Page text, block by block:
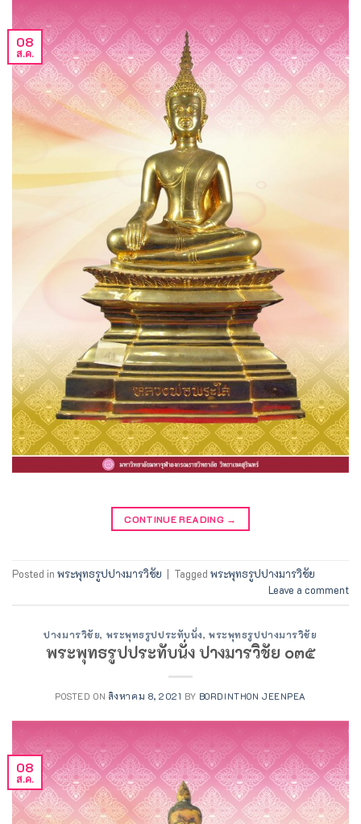
08
ส.ค.
CONTINUE READING →
Posted in พระพุทธรูปปางมารวิชัย Tagged พระพุทธรูปปางมารวิชัย
Leave a comment
ปางมารวิชัย, พระพุทธรูปประทับนั่ง,พระพุทธรูปปางมารวิชัย
พระพุทธรูปประทับนั่ง ปางมารวิชัย ๐๓๕
POSTED ON สิงหาคม 8, 2021 BY BORDINTHON JEENPEA
08
ส.ค.